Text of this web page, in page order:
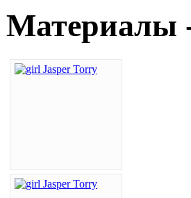
Материалы